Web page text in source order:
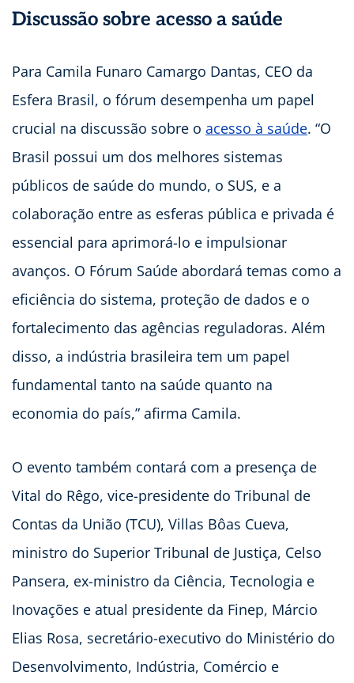
Discussão sobre acesso a saúde
Para Camila Funaro Camargo Dantas, CEO da
Esfera Brasil, o fórum desempenha um papel
crucial na discussão sobre o acesso à saúde. “O
Brasil possui um dos melhores sistemas
públicos de saúde do mundo, o SUS, e a
colaboração entre as esferas pública e privada é
essencial para aprimorá-lo e impulsionar
avanços. O Fórum Saúde abordará temas como a
eficiência do sistema, proteção de dados e o
fortalecimento das agências reguladoras. Além
disso, a indústria brasileira tem um papel
fundamental tanto na saúde quanto na
economia do país,” afirma Camila.
O evento também contará com a presença de
Vital do Rêgo, vice-presidente do Tribunal de
Contas da União (TCU), Villas Bôas Cueva,
ministro do Superior Tribunal de Justiça, Celso
Pansera, ex-ministro da Ciência, Tecnologia e
Inovações e atual presidente da Finep, Márcio
Elias Rosa, secretário-executivo do Ministério do
Desenvolvimento, Indústria, Comércio e